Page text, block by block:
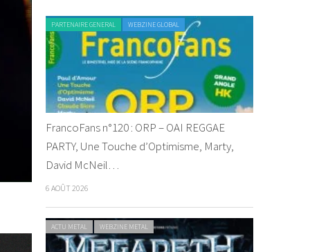
PARTENAIRE GENERAL WEBZINE GLOBAL
FrancoFans n°120 : ORP – OAI REGGAE
PARTY, Une Touche d’Optimisme, Marty,
David McNeil…
6 AOÛT 2026
ACTU METAL WEBZINE METAL